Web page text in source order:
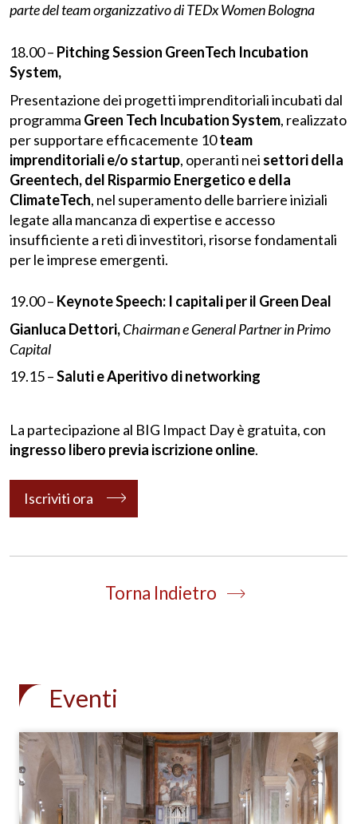
parte del team organizzativo di TEDx Women Bologna
18.00 – Pitching Session GreenTech Incubation
System,
Presentazione dei progetti imprenditoriali incubati dal
programma Green Tech Incubation System, realizzato
per supportare efficacemente 10team
imprenditoriali e/o startup, operanti nei settori della
Greentech, del Risparmio Energetico e della
ClimateTech, nel superamento delle barriere iniziali
legate alla mancanza di expertise e accesso
insufficiente a reti di investitori, risorse fondamentali
per le imprese emergenti.
19.00 – Keynote Speech: I capitali per il Green Deal
Gianluca Dettori,Chairman e General Partner in Primo
Capital
19.15 –Saluti e Aperitivo di networking
La partecipazione al BIG Impact Day è gratuita, con
ingresso libero previa iscrizione online.
Iscriviti ora
Torna Indietro
Eventi